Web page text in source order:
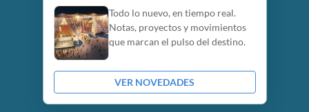
Todo lo nuevo, en tiempo real.
Notas, proyectos y movimientos
que marcan el pulso del destino.
VER NOVEDADES